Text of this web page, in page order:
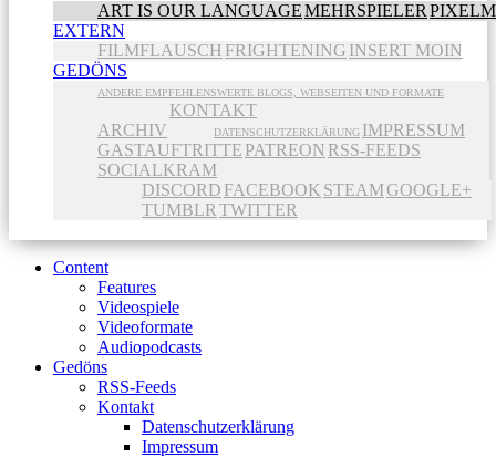
ART IS OUR LANGUAGEMEHRSPIELER
EXTERN
FILMFLAUSCH FRIGHTENING INSERT MOIN
GEDÖNS
ANDERE EMPFEHLENSWERTE BLOGS, WEBSEITEN UND FORMATE
ARCHIV
KONTAKT
DATENSCHUTZERKLÄRUNG IMPRESSUM
GASTAUFTRITTE PATREON RSS-FEEDS
SOCIALKRAM
DISCORD FACEBOOK STEAMGOOGLE+
TUMBLR TWITTER
Content
Features
Videospiele
Videoformate
Audiopodcasts
Gedöns
RSS-Feeds
Kontakt
Datenschutzerklärung
Impressum